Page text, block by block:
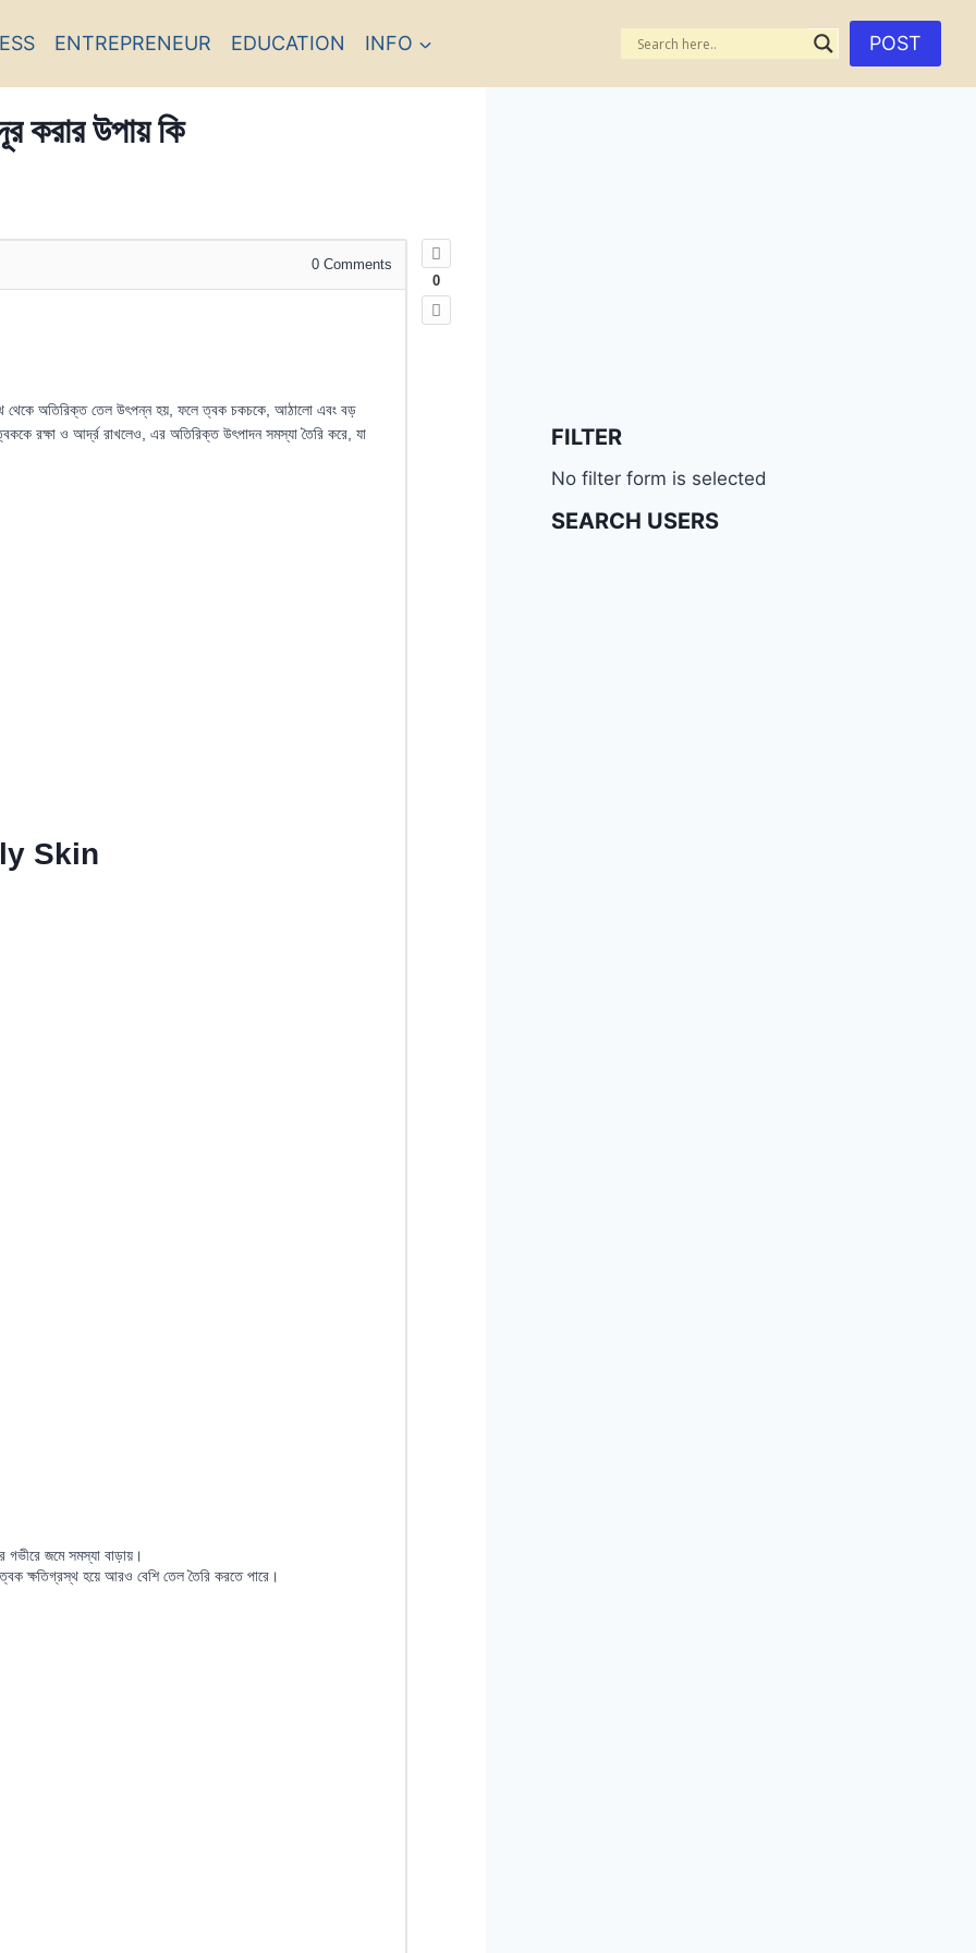
ENTREPRENEUR EDUCATION INFO POST
করার উপায় কি
0
0 Comments
থেকে অতিরিক্ত তেল উৎপন্ন হয়, ফলে ত্বক চকচকে, আঠালো এবং বড়
রক্ষা ও আর্দ্র রাখলেও, এর অতিরিক্ত উৎপাদন সমস্যা তৈরি করে, যা
Skin
জমে সমস্যা বাড়ায়।
ক্ষতিগ্রস্থ হয়ে আরও বেশি তেল তৈরি করতে পারে।
FILTER
No filter form is selected
SEARCH USERS